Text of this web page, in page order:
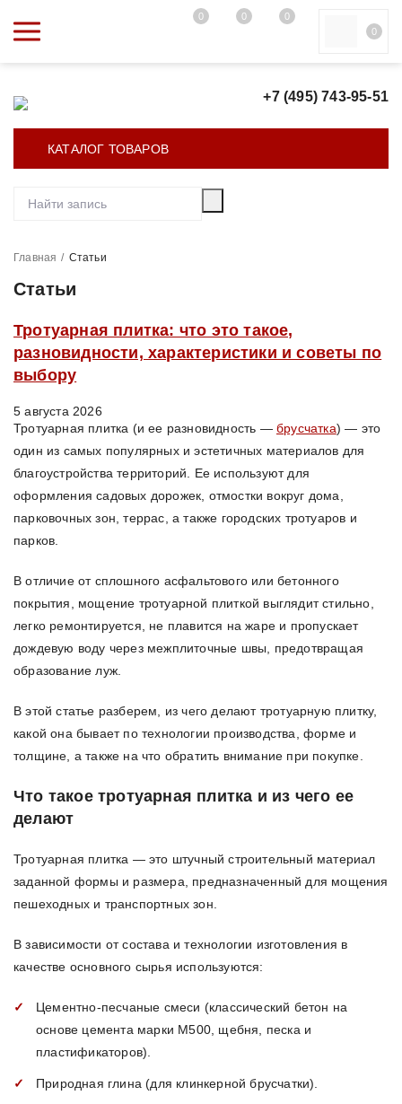
0 0
0
0
+7 (495) 743-95-51
КАТАЛОГ ТОВАРОВ
Главная / Статьи
Статьи
Тротуарная плитка: что это такое,
разновидности, характеристики и советы по
выбору
5 августа 2026
Тротуарная плитка (и ее разновидность — брусчатка) — это
один из самых популярных и эстетичных материалов для
благоустройства территорий. Ее используют для
оформления садовых дорожек, отмостки вокруг дома,
парковочных зон, террас, а также городских тротуаров и
парков.
В отличие от сплошного асфальтового или бетонного
покрытия, мощение тротуарной плиткой выглядит стильно,
легко ремонтируется, не плавится на жаре и пропускает
дождевую воду через межплиточные швы, предотвращая
образование луж.
В этой статье разберем, из чего делают тротуарную плитку,
какой она бывает по технологии производства, форме и
толщине, а также на что обратить внимание при покупке.
Что такое тротуарная плитка и из чего ее
делают
Тротуарная плитка — это штучный строительный материал
заданной формы и размера, предназначенный для мощения
пешеходных и транспортных зон.
В зависимости от состава и технологии изготовления в
качестве основного сырья используются:
Цементно-песчаные смеси (классический бетон на
основе цемента марки М500, щебня, песка и
пластификаторов).
Природная глина (для клинкерной брусчатки).